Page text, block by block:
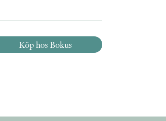
Köp hos Bokus